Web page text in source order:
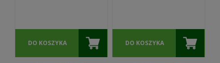
DO KOSZYKA DO KOSZYKA